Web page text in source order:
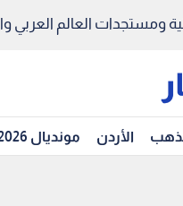
ومستجدات العالم العربي
الأردن مونديال 2026